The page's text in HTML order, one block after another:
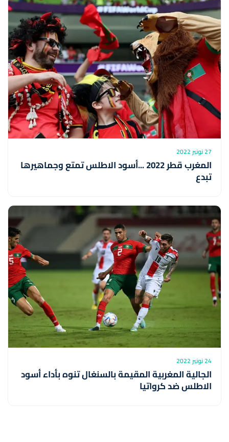
27 نونبر 2022
المغرب قطر 2022 ...أسود الاطلس تمتع وجماهيرها
تبدع
24 نونبر 2022
الجالية المغربية المقيمة بالسنغال تنوه بأداء أسود
الاطلس ضد كرواتيا